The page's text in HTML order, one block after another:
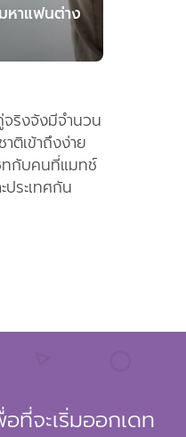
หาแฟนต่าง
ริงจังมีจำนวน
ติเข้าถึงง่าย
ทกับคนที่แมทช์
ระเทศกัน
อที่จะเริ่มออกเดท